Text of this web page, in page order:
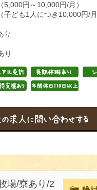
円～10,000円/月）
子ども1人につき10,000円/
り
り
場/寮あり/2